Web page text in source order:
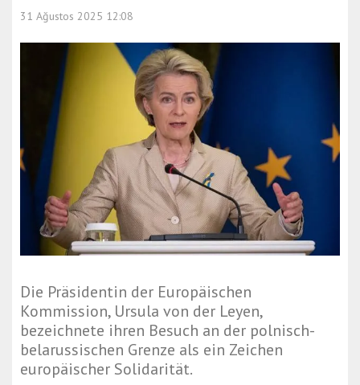
31 Ağustos 2025 12:08
Die Präsidentin der Europäischen
Kommission, Ursula von der Leyen,
bezeichnete ihren Besuch an der polnisch-
belarussischen Grenze als ein Zeichen
europäischer Solidarität.